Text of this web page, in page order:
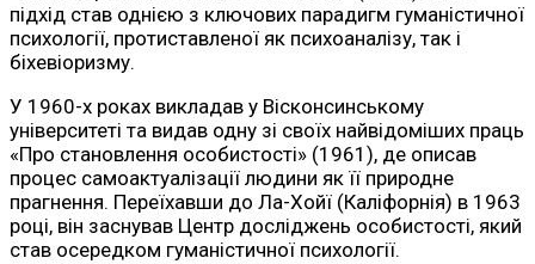
підхід став однією з ключових парадигм гуманістичної
психології, протиставленої як психоаналізу, так і
біхевіоризму.
У 1960-х роках викладав у Вісконсинському
університеті та видав одну зі своїх найвідоміших праць
«Про становлення особистості» (1961), де описав
процес самоактуалізації людини як її природне
прагнення. Переїхавши до Ла-Хойї (Каліфорнія) в 1963
році, він заснував Центр досліджень особистості, який
став осередком гуманістичної психології.